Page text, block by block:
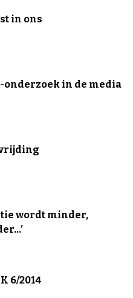
in ons
onderzoek in de media
wordt minder,
6/2014